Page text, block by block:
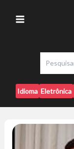
Menu
Idioma Eletrônica